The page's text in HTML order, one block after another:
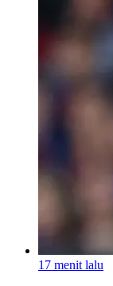
17 menit lalu